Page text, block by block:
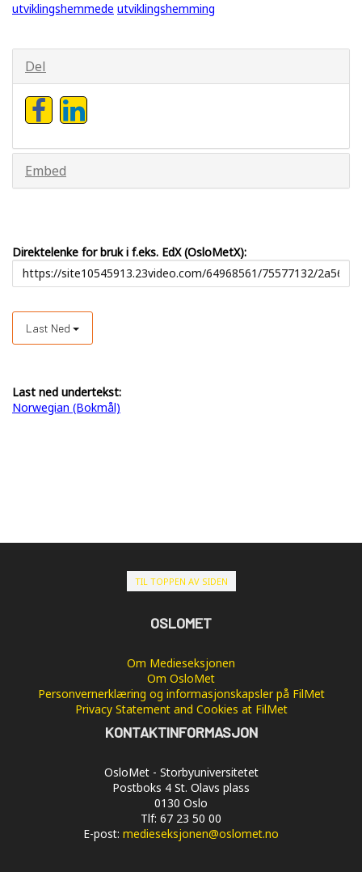
utviklingshemmede utviklingshemming
Del
Embed
Direktelenke for bruk i f.eks. EdX (OsloMetX):
Last Ned
Last ned undertekst:
Norwegian (Bokmål)
TIL TOPPEN AV SIDEN
OSLOMET
Om Medieseksjonen
Om OsloMet
Personvernerklæring og informasjonskapsler på FilMet
Privacy Statement and Cookies at FilMet
KONTAKTINFORMASJON
OsloMet - Storbyuniversitetet
Postboks 4 St. Olavs plass
0130 Oslo
Tlf: 67 23 50 00
E-post: medieseksjonen@oslomet.no